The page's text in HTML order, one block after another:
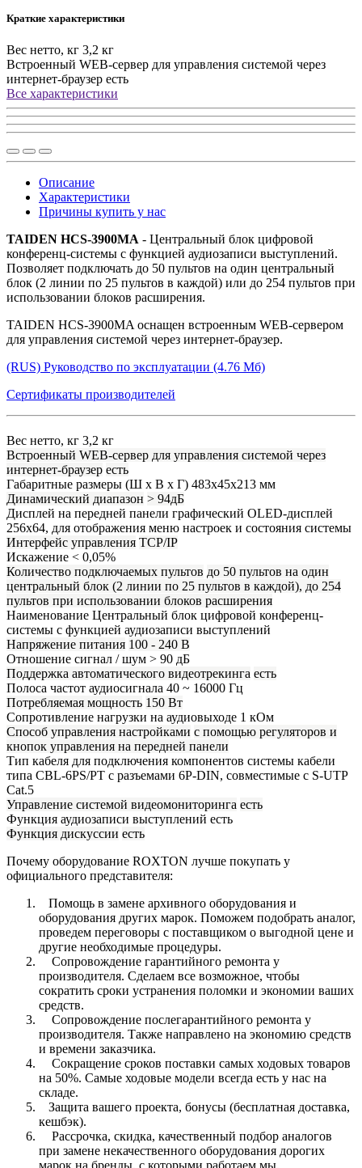
Краткие характеристики
Вес нетто, кг 3,2 кг
Встроенный WEB-сервер для управления системой через
интернет-браузер есть
Все характеристики
Описание
Характеристики
Причины купить у нас
TAIDEN HCS-3900MA - Центральный блок цифровой
конференц-системы с функцией аудиозаписи выступлений.
Позволяет подключать до 50 пультов на один центральный
блок (2 линии по 25 пультов в каждой) или до 254 пультов при
использовании блоков расширения.
TAIDEN HCS-3900MA оснащен встроенным WEB-сервером
для управления системой через интернет-браузер.
(RUS) Руководство по эксплуатации (4.76 Мб)
Сертификаты производителей
Вес нетто, кг 3,2 кг
Встроенный WEB-сервер для управления системой через
интернет-браузер есть
Габаритные размеры (Ш х В х Г) 483x45x213 мм
Динамический диапазон > 94дБ
Дисплей на передней панели графический OLED-дисплей
256х64, для отображения меню настроек и состояния системы
Интерфейс управления TCP/IP
Искажение < 0,05%
Количество подключаемых пультов до 50 пультов на один
центральный блок (2 линии по 25 пультов в каждой), до 254
пультов при использовании блоков расширения
Наименование Центральный блок цифровой конференц-
системы с функцией аудиозаписи выступлений
Напряжение питания 100 - 240 В
Отношение сигнал / шум > 90 дБ
Поддержка автоматического видеотрекинга есть
Полоса частот аудиосигнала 40 ~ 16000 Гц
Потребляемая мощность 150 Вт
Сопротивление нагрузки на аудиовыходе 1 кОм
Способ управления настройками c помощью регуляторов и
кнопок управления на передней панели
Тип кабеля для подключения компонентов системы кабели
типа CBL-6PS/PT с разъемами 6P-DIN, совместимые с S-UTP
Cat.5
Управление системой видеомониторинга есть
Функция аудиозаписи выступлений есть
Функция дискуссии есть
Почему оборудование ROXTON лучше покупать у
официального представителя:
Помощь в замене архивного оборудования и
оборудования других марок. Поможем подобрать аналог,
проведем переговоры с поставщиком о выгодной цене и
другие необходимые процедуры.
Сопровождение гарантийного ремонта у
производителя. Сделаем все возможное, чтобы
сократить сроки устранения поломки и экономии ваших
средств.
Сопровождение послегарантийного ремонта у
производителя. Также направлено на экономию средств
и времени заказчика.
Сокращение сроков поставки самых ходовых товаров
на 50%. Самые ходовые модели всегда есть у нас на
складе.
Защита вашего проекта, бонусы (бесплатная доставка,
кешбэк).
Рассрочка, скидка, качественный подбор аналогов
при замене некачественного оборудования дорогих